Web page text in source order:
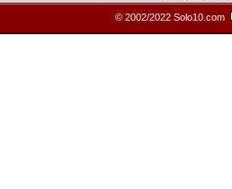
© 2002/2022 Solo10.com